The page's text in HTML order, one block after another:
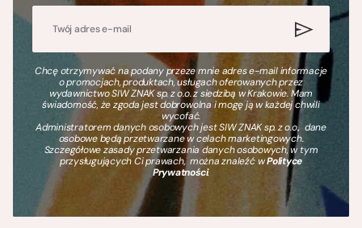
Chcę otrzymywać na podany przeze mnie adres e-mail informacje
o promocjach, produktach, usługach oferowanych przez
wydawnictwo SIW ZNAK sp. z o.o. z siedzibą w Krakowie. Mam
świadomość, że zgoda jest dobrowolna i mogę ją w każdej chwili
wycofać.
Administratorem danych osobowych jest SIW ZNAK sp. z o.o., dane
osobowe będą przetwarzane w celach marketingowych.
Szczegółowe zasady przetwarzania danych osobowych, w tym
przysługujących Ci prawach, można znaleźć wPolityce
Prywatności.